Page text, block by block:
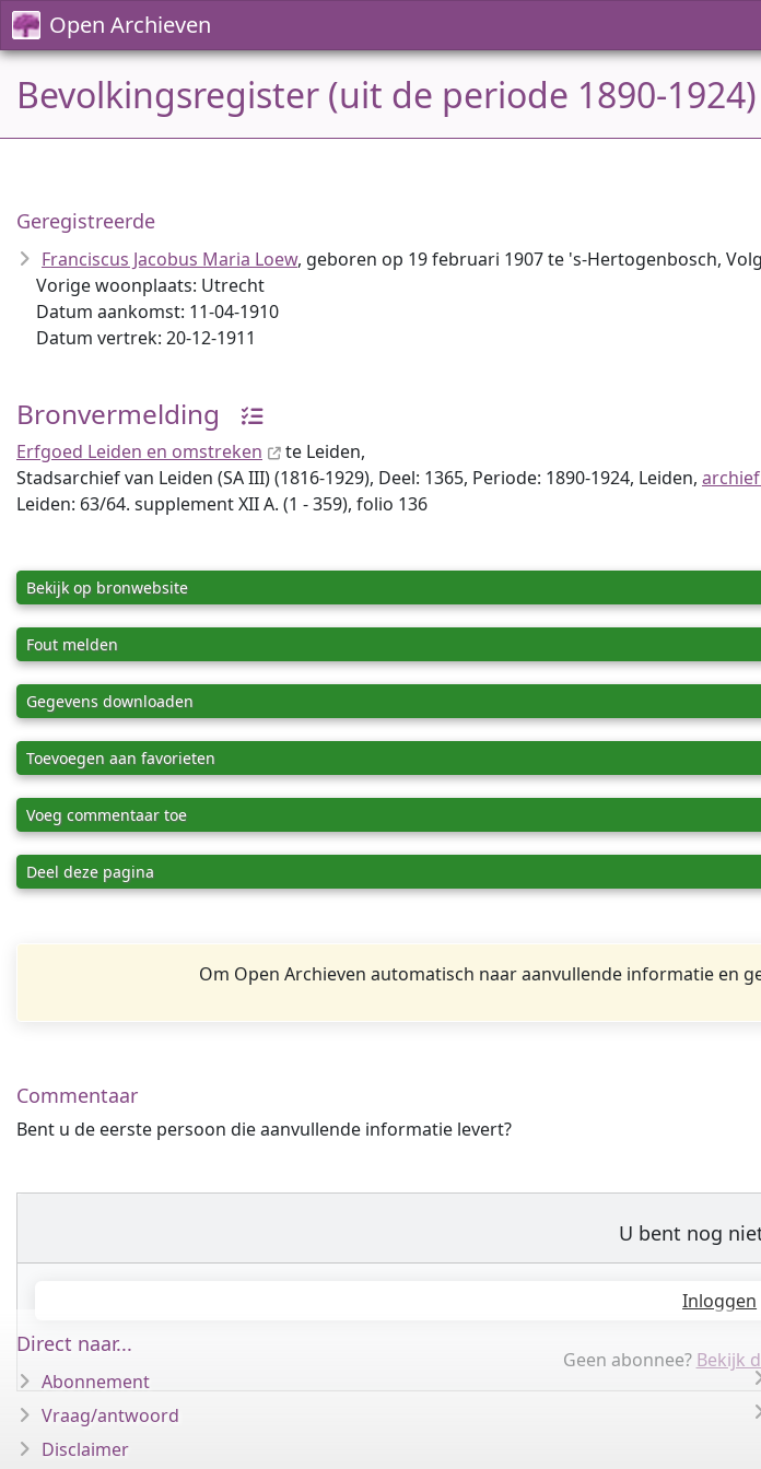
Open Archieven
Bevolkingsregister (uit de periode 1890-1924)
Geregistreerde
Franciscus Jacobus Maria Loew, geboren op 19 februari 1907 te 's-Hertogenbosch,
Vorige woonplaats: Utrecht
Datum aankomst: 11-04-1910
Datum vertrek: 20-12-1911
Bronvermelding
Erfgoed Leiden en omstreken
te Leiden,
Stadsarchief van Leiden (SA III) (1816-1929), Deel: 1365, Periode: 1890-1924, Leiden,
Leiden: 63/64. supplement XII A. (1 - 359), folio 136
Bekijk op bronwebsite
Fout melden
Gegevens downloaden
Toevoegen aan favorieten
Voeg commentaar toe
Deel deze pagina
Om Open Archieven automatisch naar aanvullende informatie en
Commentaar
Bent u de eerste persoon die aanvullende informatie levert?
U bent nog
Inloggen
Geen abonnee? Bekijk
Direct naar...
Abonnement
Vraag/antwoord
Disclaimer